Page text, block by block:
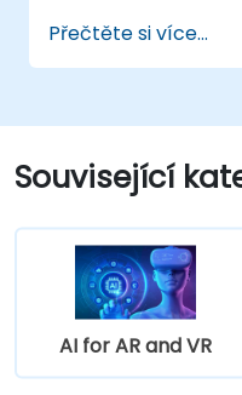
pro předběžnou
Vyvíjet
pracovníků a
Přečtěte si více...
Související
AI for AR and VR